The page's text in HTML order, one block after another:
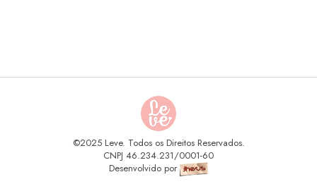
©2025 Leve. Todos os Direitos Reservados.
CNPJ 46.234.231/0001-60
Desenvolvido por